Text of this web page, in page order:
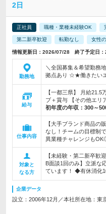
2日
正社員 職種・業種未経験OK
第二新卒歓迎 転勤なし 女性
情報更新日：2026/07/28 終了予定日：
勤務地
＼全国募集＆希望勤務
拠点あり ☆★働きたい
給与
【一都三県】 月給21.5
ブ＋賞与 【その他エリ
初年度の年収： 300～
仕事内容
【大手ブランド商品の
なし！チームの目標制
異業種チャレンジも
対象と
なる方
【未経験・第二新卒歓
B面談1回のみ】立派な
ています！ ◆有休消化
企業データ
設立：2006年12月／本社所在地：東